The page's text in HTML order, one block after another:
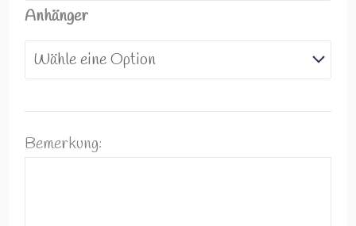
Anhänger
Bemerkung: